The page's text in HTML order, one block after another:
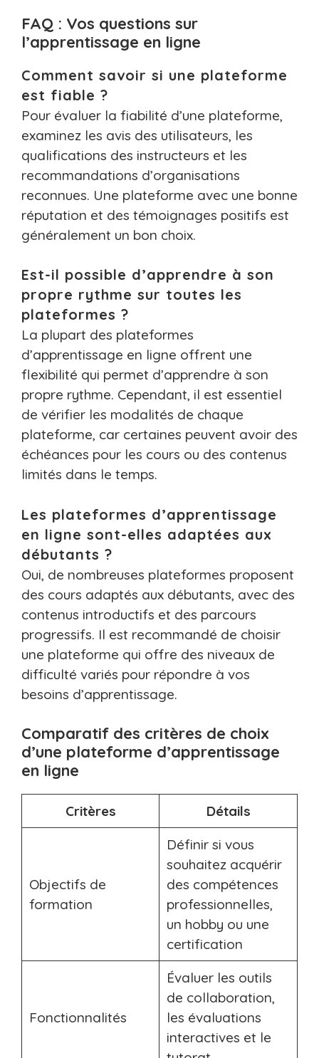
FAQ : Vos questions sur
l’apprentissage en ligne
Comment savoir si une plateforme
est fiable ?
Pour évaluer la fiabilité d’une plateforme,
examinez les avis des utilisateurs, les
qualifications des instructeurs et les
recommandations d’organisations
reconnues. Une plateforme avec une bonne
réputation et des témoignages positifs est
généralement un bon choix.
Est-il possible d’apprendre à son
propre rythme sur toutes les
plateformes ?
La plupart des plateformes
d’apprentissage en ligne offrent une
flexibilité qui permet d’apprendre à son
propre rythme. Cependant, il est essentiel
de vérifier les modalités de chaque
plateforme, car certaines peuvent avoir des
échéances pour les cours ou des contenus
limités dans le temps.
Les plateformes d’apprentissage
en ligne sont-elles adaptées aux
débutants ?
Oui, de nombreuses plateformes proposent
des cours adaptés aux débutants, avec des
contenus introductifs et des parcours
progressifs. Il est recommandé de choisir
une plateforme qui offre des niveaux de
difficulté variés pour répondre à vos
besoins d’apprentissage.
Comparatif des critères de choix
d’une plateforme d’apprentissage
en ligne
Critères Détails
Objectifs de
formation
Définir si vous
souhaitez acquérir
des compétences
professionnelles,
un hobby ou une
certification
Fonctionnalités
Évaluer les outils
de collaboration,
les évaluations
interactives et le